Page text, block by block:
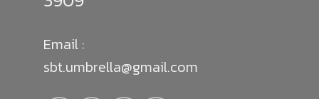
Email :
sbt.umbrella@gmail.com